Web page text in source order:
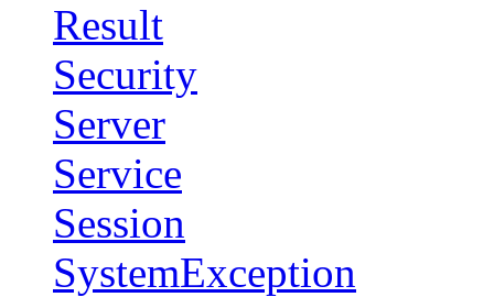
Result
Security
Server
Service
Session
SystemException